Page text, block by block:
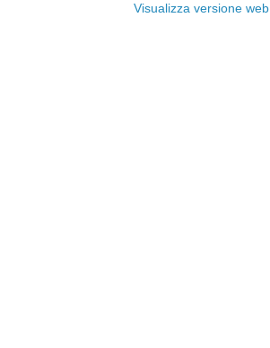
Visualizza versione web